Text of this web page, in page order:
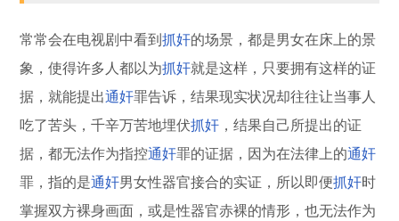
常常会在电视剧中看到抓奸的场景，都是男女在床上的景
象，使得许多人都以为抓奸就是这样，只要拥有这样的证
据，就能提出通奸罪告诉，结果现实状况却往往让当事人
吃了苦头，千辛万苦地埋伏抓奸 ，结果自己所提出的证
据，都无法作为指控通奸罪的证据，因为在法律上的通奸
罪，指的是通奸男女性器官接合的实证，所以即便抓奸时
掌握双方裸身画面，或是性器官赤裸的情形，也无法作为